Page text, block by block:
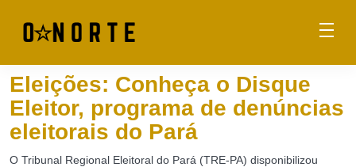
Eleições: Conheça o Disque
Eleitor, programa de denúncias
eleitorais do Pará
O Tribunal Regional Eleitoral do Pará (TRE-PA) disponibilizou